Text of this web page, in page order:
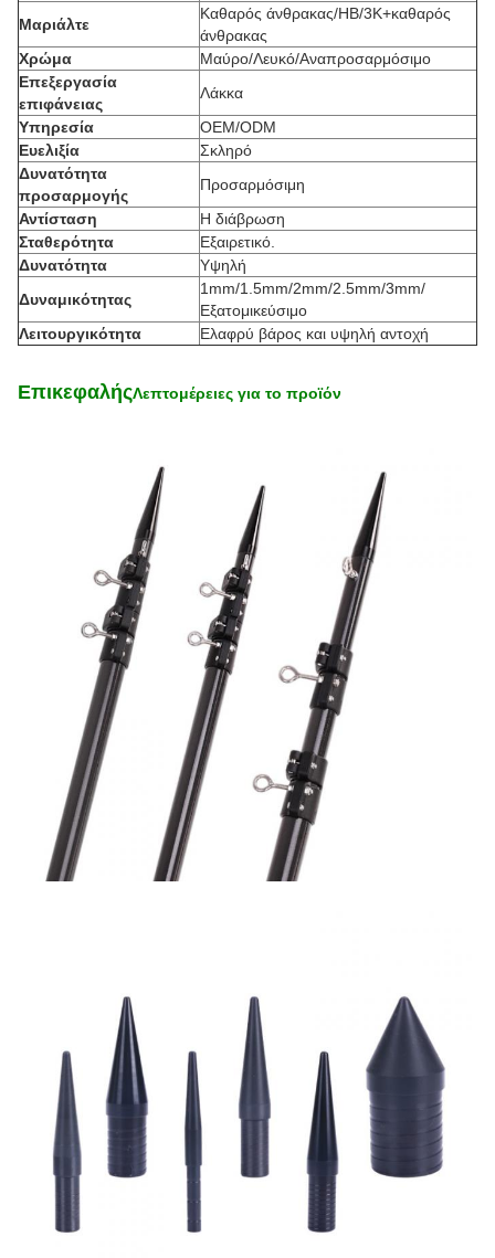
Μαριάλτε
Καθαρός άνθρακας/HB/3K+καθαρός
άνθρακας
Χρώμα
Μαύρο/Λευκό/Αναπροσαρμόσιμο
Επεξεργασία
επιφάνειας
Λάκκα
Υπηρεσία
OEM/ODM
Ευελιξία
Σκληρό
Δυνατότητα
προσαρμογής
Προσαρμόσιμη
Αντίσταση
Η διάβρωση
Σταθερότητα
Εξαιρετικό.
Δυνατότητα
Υψηλή
Δυναμικότητας
1mm/1.5mm/2mm/2.5mm/3mm/
Εξατομικεύσιμο
Λειτουργικότητα
Ελαφρύ βάρος και υψηλή αντοχή
ΕπικεφαλήςΛεπτομέρειες για το προϊόν